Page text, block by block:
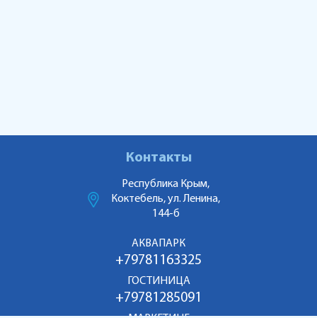
Контакты
Республика Крым,
Коктебель, ул. Ленина,
144-б
АКВАПАРК
+79781163325
ГОСТИНИЦА
+79781285091